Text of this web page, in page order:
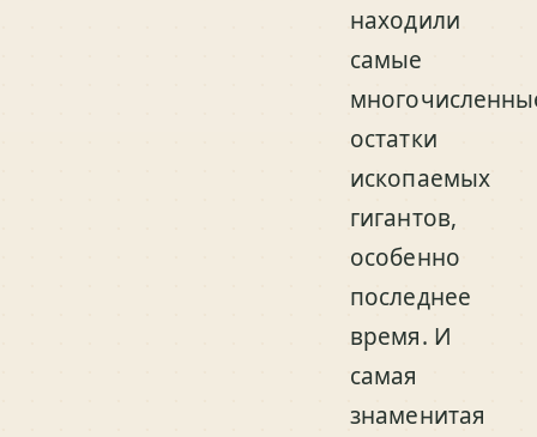
находили
самые
остатки
ископаемых
гигантов,
особенно
последнее
время. И
самая
знаменитая